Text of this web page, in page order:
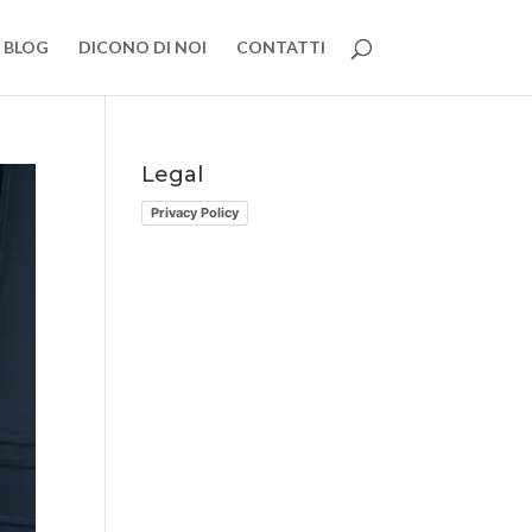
BLOG DICONO DI NOI CONTATTI
Legal
Privacy Policy